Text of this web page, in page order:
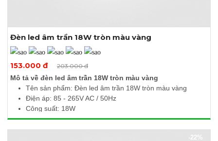
Xem thêm ảnh
Đèn led âm trần 18W tròn màu vàng
153.000 đ 203.000 đ
Mô tả về đèn led âm trần 18W tròn màu vàng
Tên sản phẩm: Đèn led âm trần 18W tròn màu vàng
Điện áp: 85 - 265V AC / 50Hz
Công suất: 18W
Quang thông: 1710Lm
Nhiệt độ màu: 3000 - 3500K
-22%